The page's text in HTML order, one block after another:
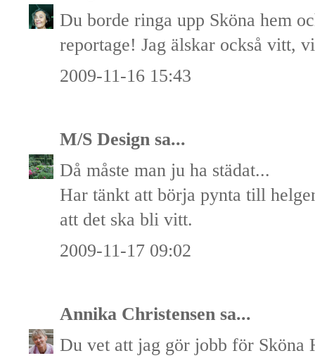
Du borde ringa upp Sköna hem
reportage! Jag älskar också vitt,
2009-11-16 15:43
M/S Design sa...
Då måste man ju ha städat...
Har tänkt att börja pynta till
att det ska bli vitt.
2009-11-17 09:02
Annika Christensen sa...
Du vet att jag gör jobb för Sköna